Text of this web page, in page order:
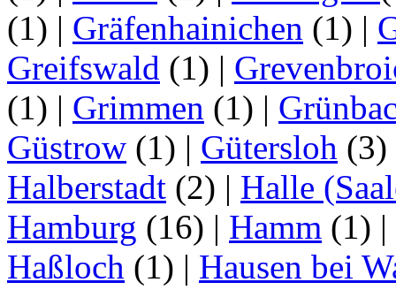
(1) | Gräfenhainichen (1) |
Greifswald (1) |
(1) | Grimmen (1) |
Güstrow (1) | Gütersloh (3)
Halberstadt (2) | Halle
Hamburg (16) | Hamm (1) |
Haßloch (1) | Hausen bei